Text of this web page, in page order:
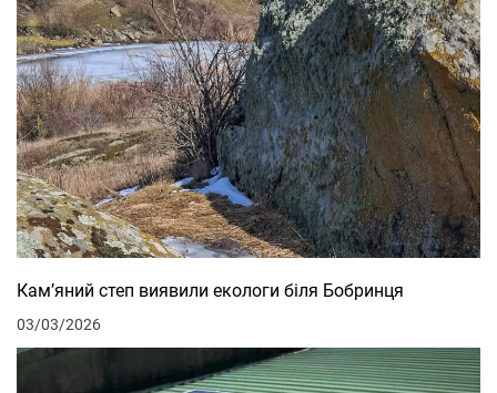
Кам’яний степ виявили екологи біля Бобринця
03/03/2026